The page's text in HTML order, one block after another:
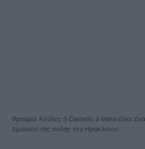
Φρούριο Κούλες ή Castello a Mare είναι
λιμανιού της πόλης του Ηρακλείου